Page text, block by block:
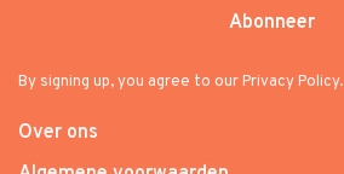
Abonneer
By signing up, you agree to our Privacy Policy.
Over ons